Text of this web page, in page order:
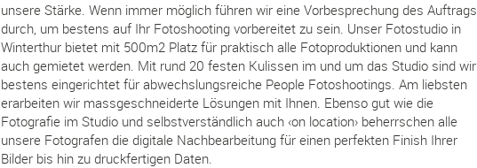
unsere Stärke. Wenn immer möglich führen wir eine Vorbesprechung des Auftrags
durch, um bestens auf Ihr Fotoshooting vorbereitet zu sein. Unser Fotostudio in
Winterthur bietet mit 500m2 Platz für praktisch alle Fotoproduktionen und kann
auch gemietet werden. Mit rund 20 festen Kulissen im und um das Studio sind wir
bestens eingerichtet für abwechslungsreiche People Fotoshootings. Am liebsten
erarbeiten wir massgeschneiderte Lösungen mit Ihnen. Ebenso gut wie die
Fotografie im Studio und selbstverständlich auch ‹on location› beherrschen alle
unsere Fotografen die digitale Nachbearbeitung für einen perfekten Finish Ihrer
Bilder bis hin zu druckfertigen Daten.